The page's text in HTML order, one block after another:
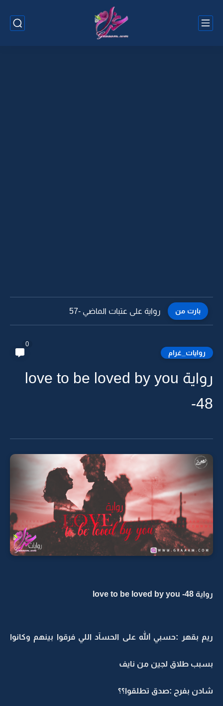
بارت من رواية على عتبات الماضي -57
روايات_غرام
0
رواية love to be loved by you
-48
رواية love to be loved by you -48
ريم بقهر :حسبي الله على الحسآد اللي فرقوا بينهم وكانوا
بسبب طلاق لجين من نايف
شادن بفرح :صدق تطلقوا؟؟